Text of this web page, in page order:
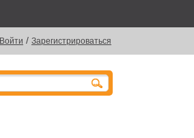
Войти / Зарегистрироваться